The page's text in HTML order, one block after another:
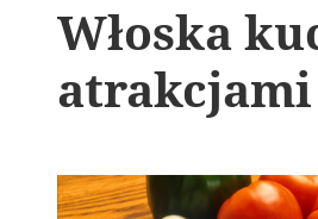
Włoska
atrakcjami